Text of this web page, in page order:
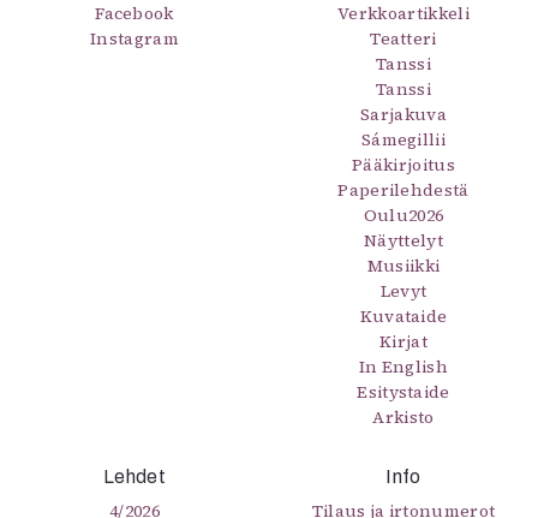
Facebook
Instagram
Verkkoartikkeli
Teatteri
Tanssi
Tanssi
Sarjakuva
Sámegillii
Pääkirjoitus
Paperilehdestä
Oulu2026
Näyttelyt
Musiikki
Levyt
Kuvataide
Kirjat
In English
Esitystaide
Arkisto
Lehdet
4/2026
Info
Tilaus ja irtonumerot